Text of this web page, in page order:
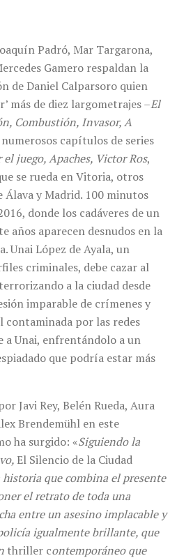
Padró, Mar Targarona,
Gamero respaldan la
de Daniel Calparsoro quien
más de diez largometrajes –El
Combustión, Invasor, A
capítulos de series
el juego, Apaches, Victor Ros,
se rueda en Vitoria, otros
y Madrid. 100 minutos
donde los cadáveres de un
años aparecen desnudos en la
Unai López de Ayala, un
criminales, debe cazar al
a la ciudad desde
imparable de crímenes y
por las redes
a Unai, enfrentándolo a un
que podría estar más
Javi Rey, Belén Rueda, Aura
Brendemühl en este
ha surgido: «Siguiendo la
El Silencio de la Ciudad
historia que combina el presente
el retrato de toda una
entre un asesino implacable y
igualmente brillante, que
thriller contemporáneo que